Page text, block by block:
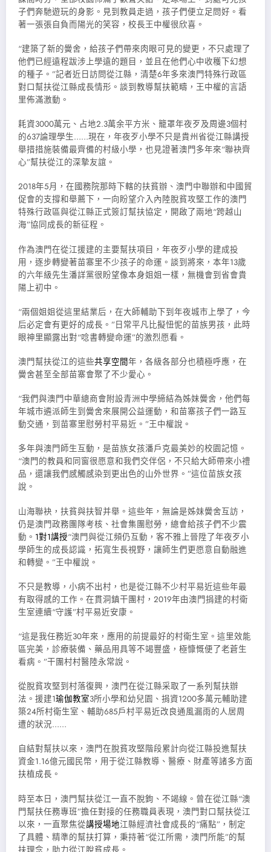
子們奔馳遊玩的身影。見到教員走過，孩子們便立足問好。看
著一張張自負而陽光的笑容，校長王中權很欣喜。
“建築了新的黌舍，給孩子們帶來肉眼可見的變更，不只處理了
他們已經遠程跋涉上學遠的題目，並且在他們心中收穫下幻想
的種子。”記者近日訪問從江縣，清楚6年多來澳門特殊行政區
對口幫扶從江縣成長情形。談到教導幫扶範疇，王中權的言語
里佈滿激動。
耗資3000萬元、占地2.3萬余平方米、籠罩年夜歹及周邊3個村
的637論理學生……現在，年夜歹小學不只是貴州省從江縣講授
舉措措施裝備最齊備的村級小學，也見證著澳門多年來“聯袂齊
心”幫扶從江的深摯友誼。
2018年5月，在國務院那時下轄的扶貧辦、澳門中聯辦和中國貿
促會的支撐和舉薦下，一向盼望介入內陸脫貧攻堅工作的澳門
特殊行政區與從江縣正式簽訂幫扶協定，開啟了兩地“跨越山
海”協同成長的新征程。
作為澳門在從江援建的主要幫扶項目，年夜歹小學的建成投
用，逐步轉變著苗寨里不少孩子的命運。談到將來，本年13歲
的六年級先生潘詳黨很盼望像本身姐姐一樣，無機會到省會貴
陽上初中。
“兩個姐姐從這里結業后，在大師輔助下到年夜城市上學了，今
后必定會有更好的成長。”日常平凡比擬忸怩的苗族男孩，此時
眼神里顯露出對“唸書轉變命運”的激烈愿看。
澳門幫扶從江的這些共享空間年，各級各部分也積極呼應，在
黌舍甚至全部苗寨會聚了不少愛心。
“我們與澳門中華總商會附設青洲中學締結為姊妹黌舍，他們每
年城市遴派師生到黌舍來展開公益運動，和苗寨孩子們一路互
動交通，到苗寨里慰勞村平易近。”王中權說。
多年與澳門師生互動，是苗族女孩潘戶克最美妙的校園記憶。
“澳門的教員和同窗很愿意和我們交伴侶，不只給大師帶來小禮
品，還讓我們感觸感染到更出色的山外世界。”這位苗族女孩
說。
山海聯袂，扶貧與扶智并舉。這些年，無論是姊妹黌舍互訪，
仍是澳門政務團隊考核、社會集團慰勞，總會給孩子們不少震
動。 1對1講授“澳門與從江頻仍互動，客不雅上晉陞了年夜歹小
學師生的成長認識，拓寬生長視野，讓師生們更愿意自動融進
和轉變。”王中權說。
不只是教導，小病不出村，也是從江縣不少村平易近這些年最
有取得感的工作。在貫洞鎮干團村，2019年由澳門捐建的村衛
生室連續“守護”村平易近安康。
“這是我任務近30年來，應用的前提最好的村衛生室。這里效能
區完美，診療裝備、藥品用具等不竭豐盛，極慷慨便了老蒼生
看病。”干團村村醫陸永常說。
從脫貧攻堅到村落復興，澳門在從江縣采取了一系列幫扶辦
法。援建1瑜伽教室3所小學和幼兒園、捐資1200多萬元輔助建
築24所村衛生室、輔助685戶村平易近改良通風漏雨的人居周
遭的狀況……
自結對幫扶以來，澳門在脫貧攻堅階段累計向從江縣投進幫扶
資金1.16億元國民幣，用于從江縣教導、醫療、財產等諸多方面
扶植成長。
時至本日，澳門幫扶從江一直不脫鉤、不竭線。曾在從江縣“澳
門幫扶任務專班”擔任對接的任務職員表現，澳門對口幫扶從江
以來，一直聚焦從講授場地江縣經濟社會成長的“痛點”，制定
了具體、精準的幫扶打算，秉持著“從江所需，澳門所能”的幫
扶理念，助力從江脫貧成長。